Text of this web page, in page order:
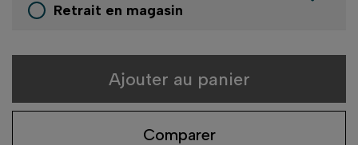
Retrait en magasin
Ajouter au panier
Comparer